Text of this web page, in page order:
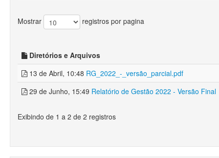
Mostrar registros por pagina
Diretórios e Arquivos
13 de Abril, 10:48 RG_2022_-_versão_parcial.pdf
29 de Junho, 15:49 Relatório de Gestão 2022 - Versão Final
Exibindo de 1 a 2 de 2 registros